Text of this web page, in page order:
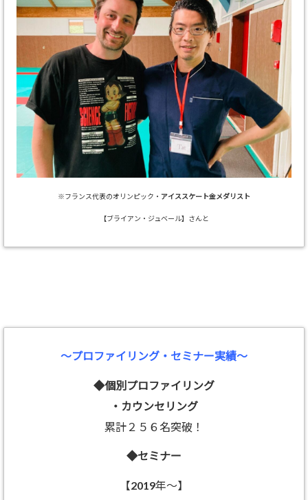
※フランス代表のオリンピック・ アイススケート金メダリスト
【ブライアン・ジュベール】さんと
～プロファイリング・セミナー実績～
◆個別プロファイリング
・カウンセリング
累計２５６名突破！
◆セミナー
【2019年～】